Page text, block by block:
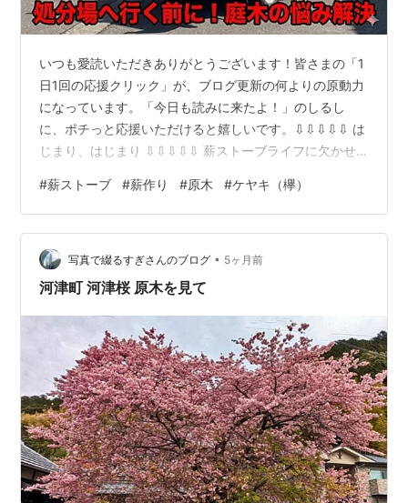
いつも愛読いただきありがとうございます！皆さまの「1
日1回の応援クリック」が、ブログ更新の何よりの原動力
になっています。「今日も読みに来たよ！」のしるし
に、ポチっと応援いただけると嬉しいです。⇩⇩⇩⇩⇩ は
じまり、はじまり ⇩⇩⇩⇩⇩ 薪ストーブライフに欠かせ
だいた、立派なケヤキの原木持ち込みの様子をレポート
します。 応援ポチお願いします！ 薪ストーブ暮らし 人
気ブログランキング 突然の電話、きっかけは「薪になる
木、お譲りください」の看板 私が体調を崩し寝込んでい
た初日、一本の電話が入りました。 お話を伺うと、久し
#薪ストーブ #薪作り #原木 #ケヤキ（欅）
写真で綴るすぎさんのブログ • 5ヶ月前
河津町 河津桜 原木を見て